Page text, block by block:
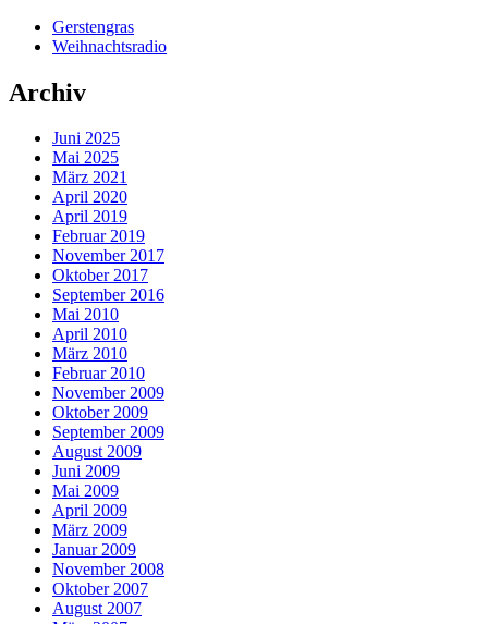
Gerstengras
Weihnachtsradio
Archiv
Juni 2025
Mai 2025
März 2021
April 2020
April 2019
Februar 2019
November 2017
Oktober 2017
September 2016
Mai 2010
April 2010
März 2010
Februar 2010
November 2009
Oktober 2009
September 2009
August 2009
Juni 2009
Mai 2009
April 2009
März 2009
Januar 2009
November 2008
Oktober 2007
August 2007